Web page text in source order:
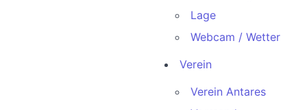
Lage
Webcam / Wetter
Verein
Verein Antares